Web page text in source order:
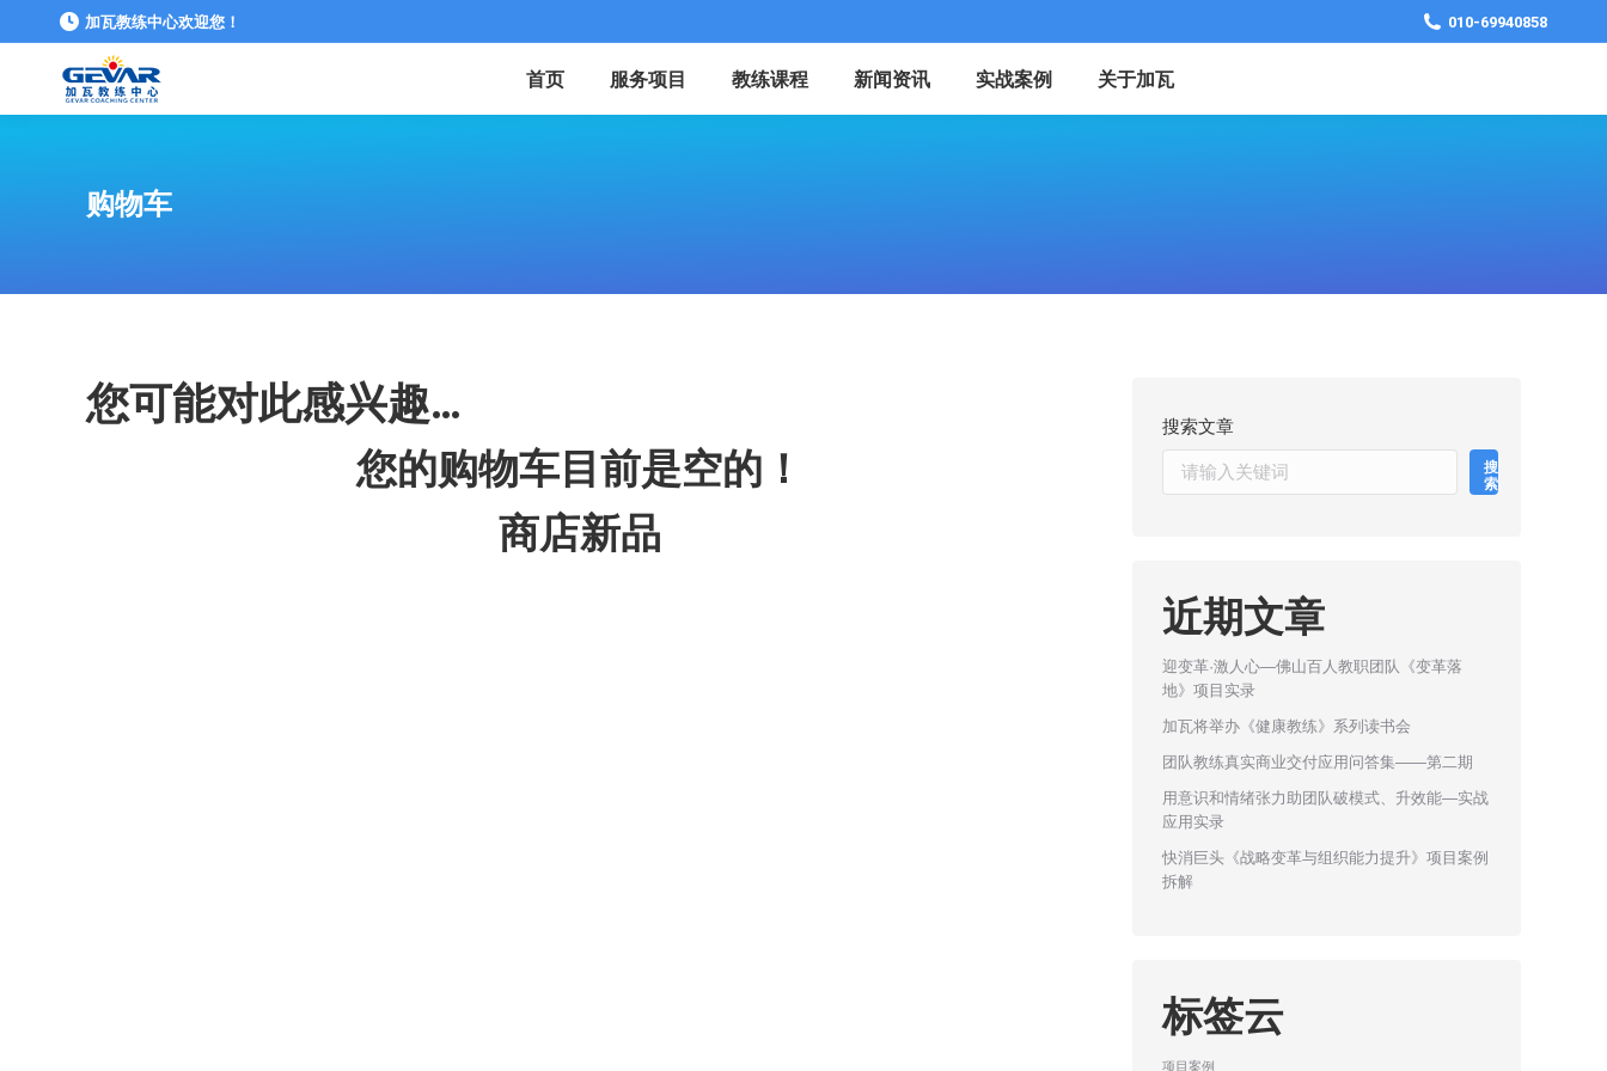
加瓦教练中心欢迎您！ 010-69940858
首页 服务项目 教练课程 新闻资讯 实战案例 关于加瓦
购物车
您可能对此感兴趣…
您的购物车目前是空的！
商店新品
搜索文章
搜
索
近期文章
迎变革·激人心—佛山百人教职团队《变革落
地》项目实录
加瓦将举办《健康教练》系列读书会
团队教练真实商业交付应用问答集——第二期
用意识和情绪张力助团队破模式、升效能—实战
应用实录
快消巨头《战略变革与组织能力提升》项目案例
拆解
标签云
项目案例